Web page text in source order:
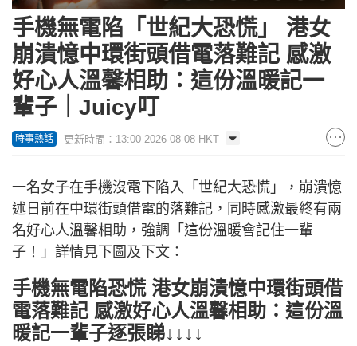
手機無電陷「世紀大恐慌」 港女
崩潰憶中環街頭借電落難記 感激
好心人溫馨相助：這份溫暖記一
輩子｜Juicy叮
時事熱話 更新時間：13:00 2026-08-08 HKT
一名女子在手機沒電下陷入「世紀大恐慌」，崩潰憶
述日前在中環街頭借電的落難記，同時感激最終有兩
名好心人溫馨相助，強調「這份溫暖會記住一輩
子！」詳情見下圖及下文：
手機無電陷恐慌 港女崩潰憶中環街頭借
電落難記 感激好心人溫馨相助：這份溫
暖記一輩子逐張睇↓↓↓↓